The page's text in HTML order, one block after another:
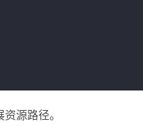
源路径。